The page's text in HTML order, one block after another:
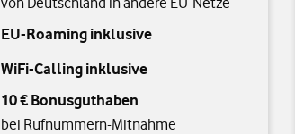
EU-Roaming inklusive
WiFi-Calling inklusive
10 € Bonusguthaben
bei Rufnummern-Mitnahme